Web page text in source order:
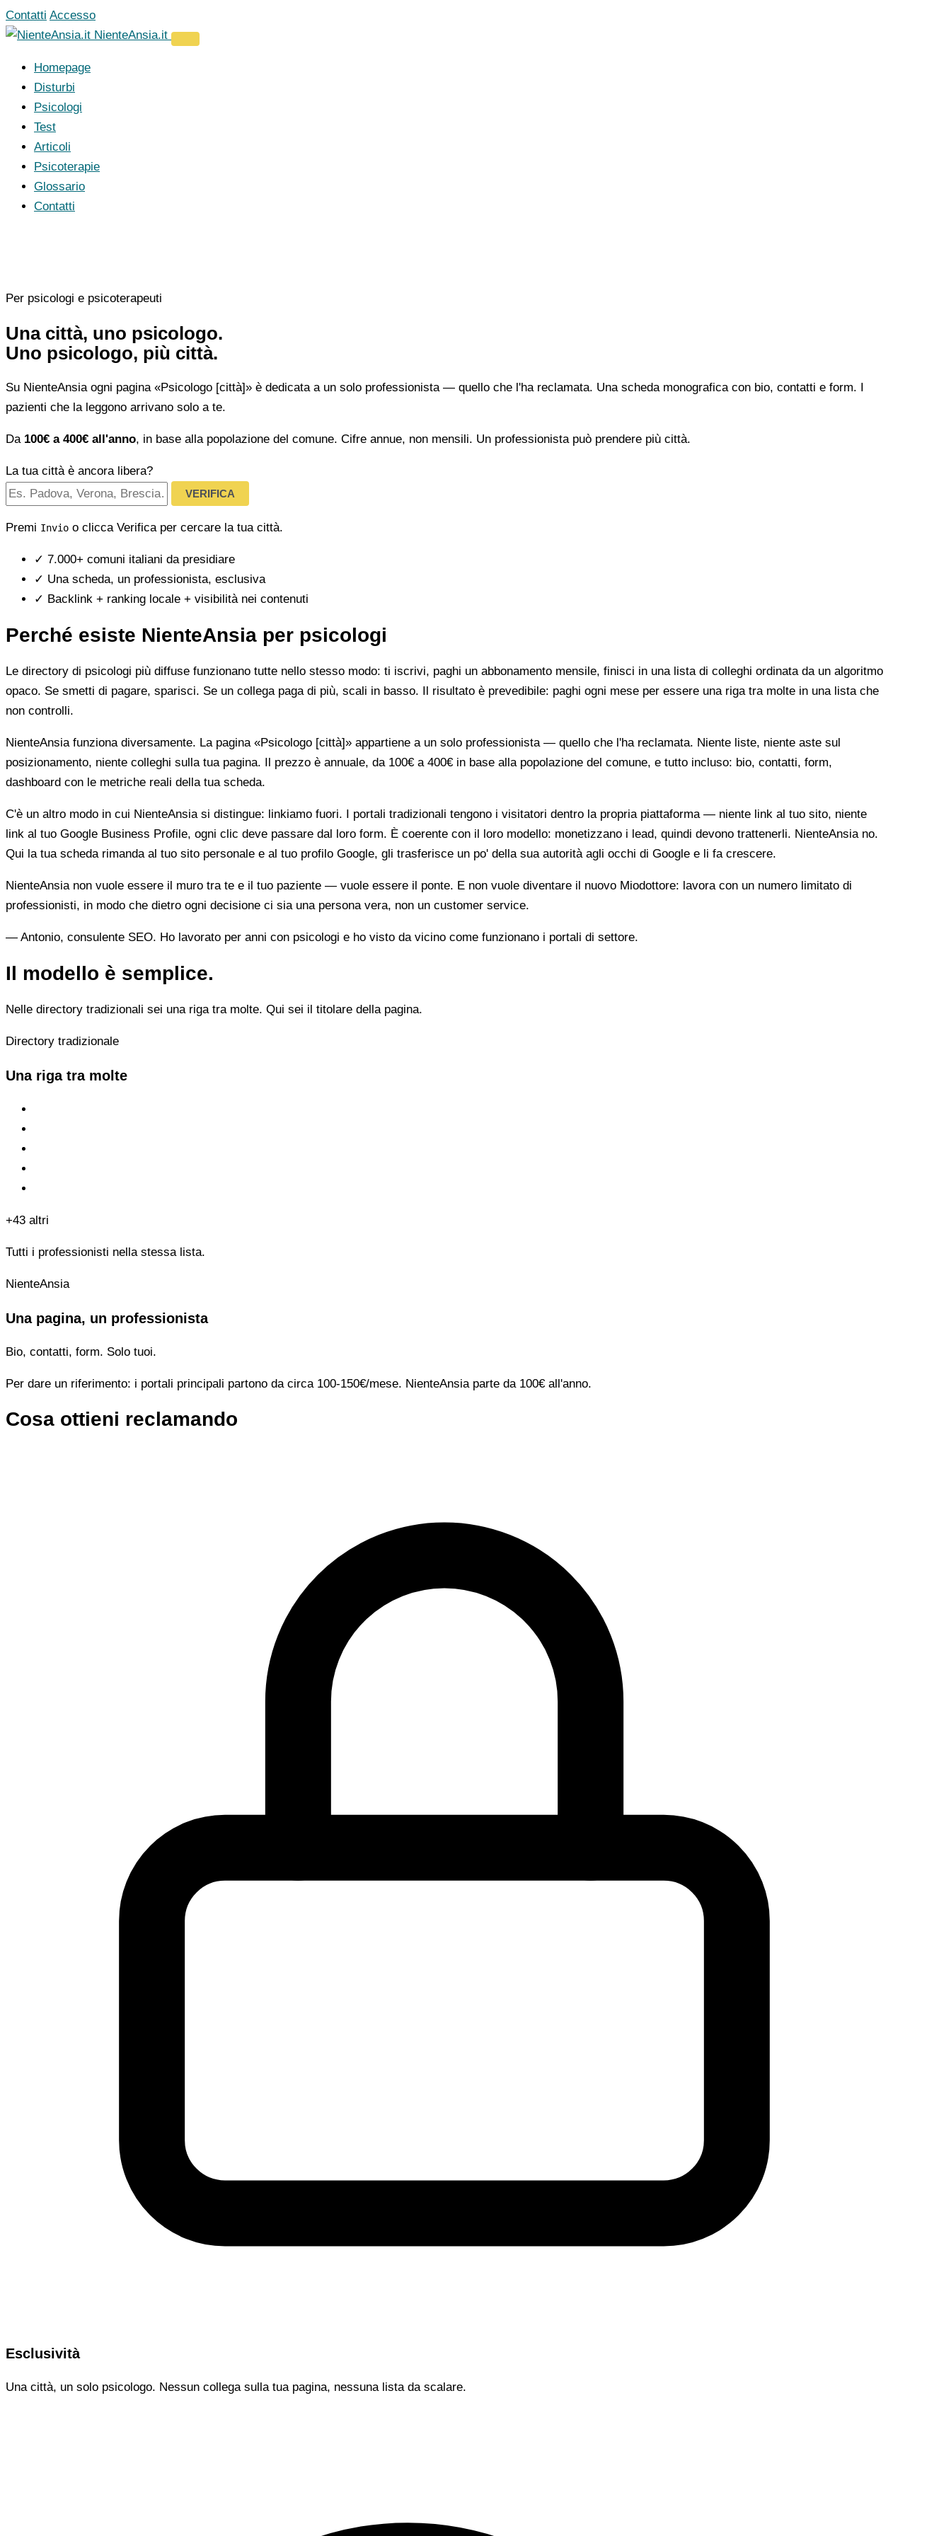
Vai
al
Contatti Accesso
NienteAnsia.it
Homepage
Disturbi
Psicologi
Test
Articoli
Psicoterapie
Glossario
Contatti
Per psicologi e psicoterapeuti
Una città, uno psicologo.
Uno psicologo, più città.
Su NienteAnsia ogni pagina «Psicologo [città]» è dedicata a un solo professionista — quello che l'ha reclamata. Una scheda monografica con bio, contatti e form. I
pazienti che la leggono arrivano solo a te.
Da 100€ a 400€ all'anno, in base alla popolazione del comune. Cifre annue, non mensili. Un professionista può prendere più città.
La tua città è ancora libera?
VERIFICA
Premi Invio o clicca Verifica per cercare la tua città.
✓ 7.000+ comuni italiani da presidiare
✓ Una scheda, un professionista, esclusiva
✓ Backlink + ranking locale + visibilità nei contenuti
Perché esiste NienteAnsia per psicologi
Le directory di psicologi più diffuse funzionano tutte nello stesso modo: ti iscrivi, paghi un abbonamento mensile, finisci in una lista di colleghi ordinata da un algoritmo
opaco. Se smetti di pagare, sparisci. Se un collega paga di più, scali in basso. Il risultato è prevedibile: paghi ogni mese per essere una riga tra molte in una lista che
non controlli.
NienteAnsia funziona diversamente. La pagina «Psicologo [città]» appartiene a un solo professionista — quello che l'ha reclamata. Niente liste, niente aste sul
posizionamento, niente colleghi sulla tua pagina. Il prezzo è annuale, da 100€ a 400€ in base alla popolazione del comune, e tutto incluso: bio, contatti, form,
dashboard con le metriche reali della tua scheda.
C'è un altro modo in cui NienteAnsia si distingue: linkiamo fuori. I portali tradizionali tengono i visitatori dentro la propria piattaforma — niente link al tuo sito, niente
link al tuo Google Business Profile, ogni clic deve passare dal loro form. È coerente con il loro modello: monetizzano i lead, quindi devono trattenerli. NienteAnsia no.
Qui la tua scheda rimanda al tuo sito personale e al tuo profilo Google, gli trasferisce un po' della sua autorità agli occhi di Google e li fa crescere.
NienteAnsia non vuole essere il muro tra te e il tuo paziente — vuole essere il ponte. E non vuole diventare il nuovo Miodottore: lavora con un numero limitato di
professionisti, in modo che dietro ogni decisione ci sia una persona vera, non un customer service.
— Antonio, consulente SEO. Ho lavorato per anni con psicologi e ho visto da vicino come funzionano i portali di settore.
Il modello è semplice.
Nelle directory tradizionali sei una riga tra molte. Qui sei il titolare della pagina.
Directory tradizionale
Una riga tra molte
+43 altri
Tutti i professionisti nella stessa lista.
NienteAnsia
Una pagina, un professionista
Bio, contatti, form. Solo tuoi.
Per dare un riferimento: i portali principali partono da circa 100-150€/mese. NienteAnsia parte da 100€ all'anno.
Cosa ottieni reclamando
Esclusività
Una città, un solo psicologo. Nessun collega sulla tua pagina, nessuna lista da scalare.